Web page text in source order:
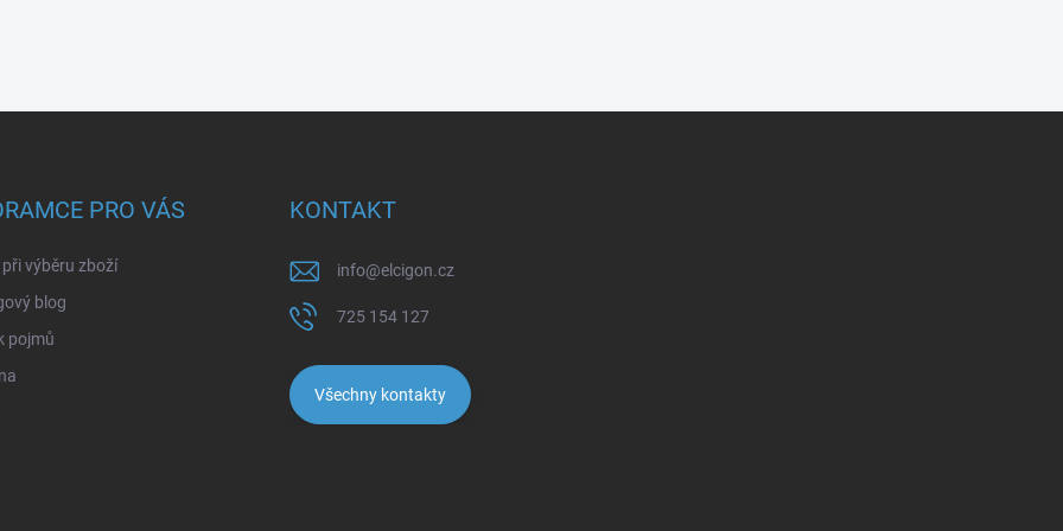
PRO VÁS
při výběru zboží
blog
pojmů
KONTAKT
info@elcigon.cz
725 154 127
Všechny kontakty